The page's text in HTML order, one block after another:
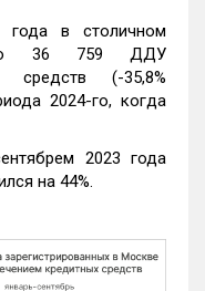
года в столичном
36 759 ДДУ
средств (-35,8%
2024-го, когда
2023 года
на 44%.